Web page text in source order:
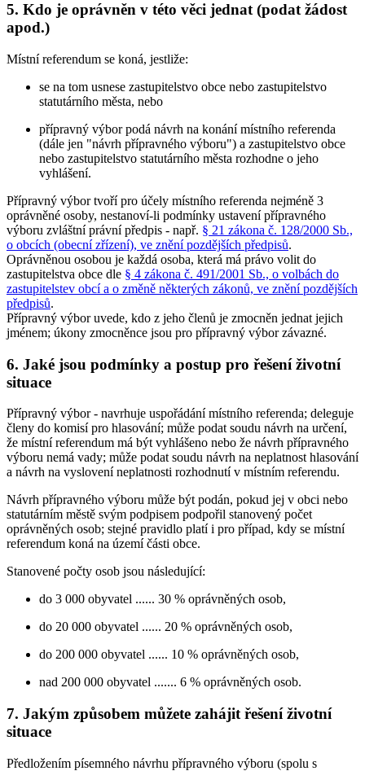
5. Kdo je oprávněn v této věci jednat (podat žádost
apod.)
Místní referendum se koná, jestliže:
se na tom usnese zastupitelstvo obce nebo zastupitelstvo
statutárního města, nebo
přípravný výbor podá návrh na konání místního referenda
(dále jen "návrh přípravného výboru") a zastupitelstvo obce
nebo zastupitelstvo statutárního města rozhodne o jeho
vyhlášení.
Přípravný výbor tvoří pro účely místního referenda nejméně 3
oprávněné osoby, nestanoví-li podmínky ustavení přípravného
výboru zvláštní právní předpis - např. § 21 zákona č. 128/2000 Sb.,
o obcích (obecní zřízení), ve znění pozdějších předpisů.
Oprávněnou osobou je každá osoba, která má právo volit do
zastupitelstva obce dle § 4 zákona č. 491/2001 Sb., o volbách do
zastupitelstev obcí a o změně některých zákonů, ve znění pozdějších
předpisů.
Přípravný výbor uvede, kdo z jeho členů je zmocněn jednat jejich
jménem; úkony zmocněnce jsou pro přípravný výbor závazné.
6. Jaké jsou podmínky a postup pro řešení životní
situace
Přípravný výbor - navrhuje uspořádání místního referenda; deleguje
členy do komisí pro hlasování; může podat soudu návrh na určení,
že místní referendum má být vyhlášeno nebo že návrh přípravného
výboru nemá vady; může podat soudu návrh na neplatnost hlasování
a návrh na vyslovení neplatnosti rozhodnutí v místním referendu.
Návrh přípravného výboru může být podán, pokud jej v obci nebo
statutárním městě svým podpisem podpořil stanovený počet
oprávněných osob; stejné pravidlo platí i pro případ, kdy se místní
referendum koná na území části obce.
Stanovené počty osob jsou následující:
do 3 000 obyvatel ...... 30 % oprávněných osob,
do 20 000 obyvatel ...... 20 % oprávněných osob,
do 200 000 obyvatel ...... 10 % oprávněných osob,
nad 200 000 obyvatel ....... 6 % oprávněných osob.
7. Jakým způsobem můžete zahájit řešení životní
situace
Předložením písemného návrhu přípravného výboru (spolu s